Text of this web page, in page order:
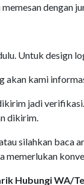
dengan
Untuk design
kami
jadi
dikirim.
silahkan
memerlukan
Hubungi WA/